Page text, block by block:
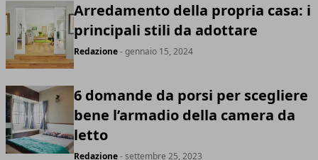
Arredamento della propria casa: i
principali stili da adottare
Redazione- gennaio 15, 2024
6 domande da porsi per scegliere
bene l’armadio della camera da
letto
Redazione- settembre 25, 2023